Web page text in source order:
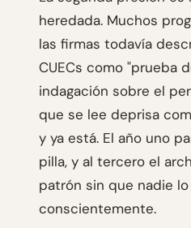
heredada. Muchos
las firmas todavía
CUECs como "prueba
indagación sobre el
que se lee deprisa
y ya está. El año uno
pilla, y al tercero el
patrón sin que nadie
conscientemente.